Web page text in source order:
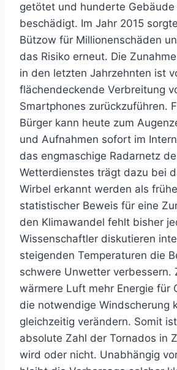
getötet und hunderte
beschädigt. Im Jahr 2015
Bützow für Millionenschäden
das Risiko erneut. Die
in den letzten Jahrzehnten ist
flächendeckende Verbreitung
Smartphones zurückzuführen.
Bürger kann heute zum
und Aufnahmen sofort im
das engmaschige Radarnetz
Wetterdienstes trägt dazu bei
Wirbel erkannt werden als
statistischer Beweis für eine
den Klimawandel fehlt bisher
Wissenschaftler diskutieren
steigenden Temperaturen die
schwere Unwetter verbessern.
wärmere Luft mehr Energie für
die notwendige Windscherung
gleichzeitig verändern. Somit
absolute Zahl der Tornados in
wird oder nicht. Unabhängig